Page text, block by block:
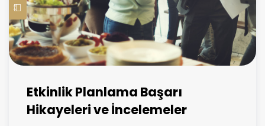
Etkinlik Planlama Başarı
Hikayeleri ve İncelemeler